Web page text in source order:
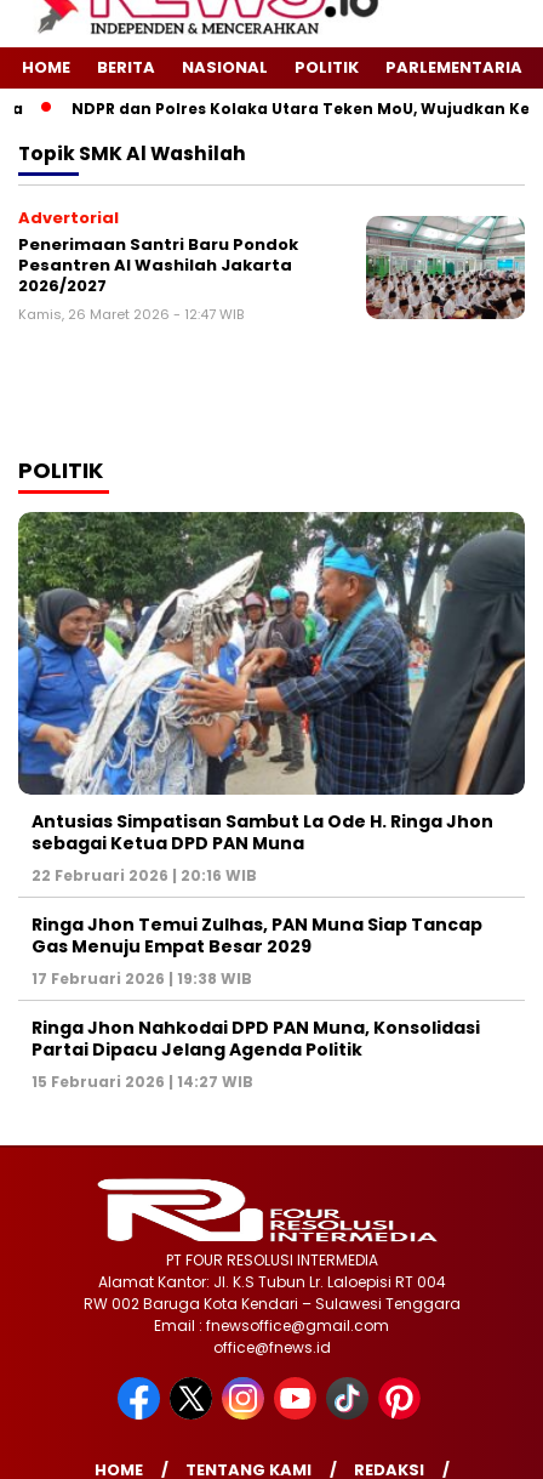
HOME BERITA NASIONAL POLITIK PARLEMENTARIA
NDPR dan Polres Kolaka Utara Teken MoU, Wujudkan
TopikSMK Al Washilah
Advertorial
Penerimaan Santri Baru Pondok
Pesantren Al Washilah Jakarta
2026/2027
Kamis, 26 Maret 2026 - 12:47 WIB
POLITIK
Antusias Simpatisan Sambut La Ode H. Ringa Jhon
sebagai Ketua DPD PAN Muna
22 Februari 2026 | 20:16 WIB
Ringa Jhon Temui Zulhas, PAN Muna Siap Tancap
Gas Menuju Empat Besar 2029
17 Februari 2026 | 19:38 WIB
Ringa Jhon Nahkodai DPD PAN Muna, Konsolidasi
Partai Dipacu Jelang Agenda Politik
15 Februari 2026 | 14:27 WIB
PT FOUR RESOLUSI INTERMEDIA
Alamat Kantor: Jl. K.S Tubun Lr. Laloepisi RT 004
RW 002 Baruga Kota Kendari – Sulawesi Tenggara
Email : fnewsoffice@gmail.com
office@fnews.id
HOME TENTANG KAMI REDAKSI